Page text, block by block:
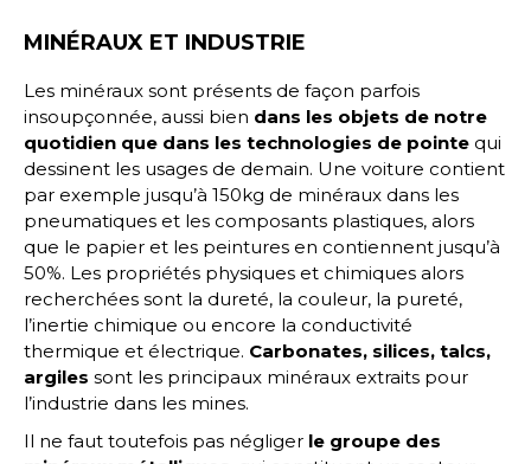
MINÉRAUX ET INDUSTRIE
Les minéraux sont présents de façon parfois
insoupçonnée, aussi bien dans les objets de notre
quotidien que dans les technologies de pointe qui
dessinent les usages de demain. Une voiture contient
par exemple jusqu’à 150kg de minéraux dans les
pneumatiques et les composants plastiques, alors
que le papier et les peintures en contiennent jusqu’à
50%. Les propriétés physiques et chimiques alors
recherchées sont la dureté, la couleur, la pureté,
l’inertie chimique ou encore la conductivité
thermique et électrique. Carbonates, silices, talcs,
argiles sont les principaux minéraux extraits pour
l’industrie dans les mines.
Il ne faut toutefois pas négliger le groupe des